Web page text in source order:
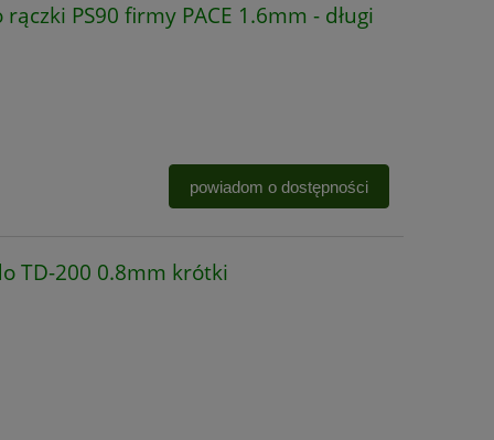
PS90 firmy PACE 1.6mm - długi
powiadom o dostępności
TD-200 0.8mm krótki